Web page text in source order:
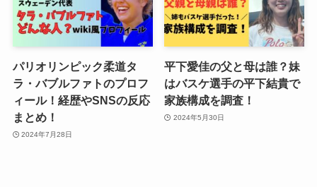
パリオリンピック柔道タ
ラ・バブルファトのプロフ
ィール！経歴やSNSの反応
まとめ！
2024年7月28日
平下愛佳の父と母は誰？妹
はバスケ選手の平下結貴で
家族構成を調査！
2024年5月30日